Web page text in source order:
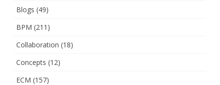
Blogs (49)
BPM (211)
Collaboration (18)
Concepts (12)
ECM (157)